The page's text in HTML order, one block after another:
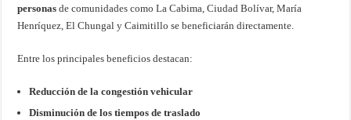
personas de comunidades como La Cabima, Ciudad Bolívar, María
Henríquez, El Chungal y Caimitillo se beneficiarán directamente.
Entre los principales beneficios destacan:
Reducción de la congestión vehicular
Disminución de los tiempos de traslado